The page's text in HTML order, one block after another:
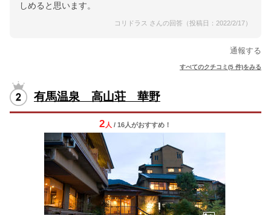
しめると思います。
コリドラス さんの回答（投稿日：2022/2/17）
通報する
すべてのクチコミ(5 件)をみる
有馬温泉 高山荘 華野
2 人 / 16人がおすすめ！